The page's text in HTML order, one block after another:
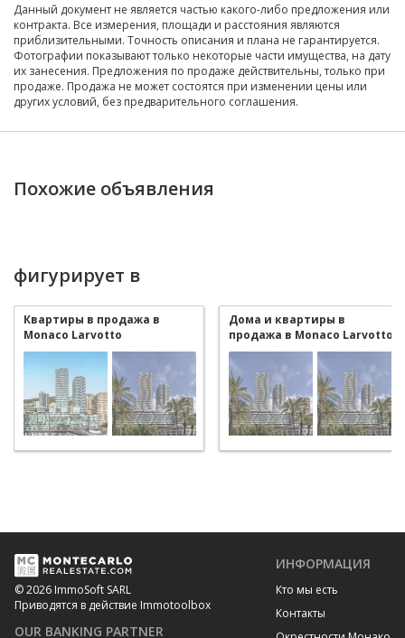
Данный документ не является частью какого-либо предложения или
контракта. Все измерения, площади и расстояния являются
приблизительными. Точность описания и плана не гарантируется.
Фотографии показывают только некоторые части имущества, на дату
их занесения. Предложения по продаже действительны, только при
продаже. Продажа не может состоятся при изменении цены или
других условий, без предварительного соглашения.
Похожие объявления
фигурирует в
Квартиры в продажа в
Monaco Larvotto
Дома и квартиры в
продажа в Monaco Larvotto
© 2026 ImmoSoft SARL
Приводятся в действие Immotoolbox
OUR BANKING PARTNER
ИНФОРМАЦИЯ
Кто мы есть
Контакты